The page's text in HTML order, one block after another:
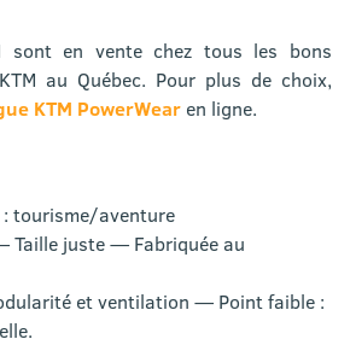
sont en vente chez tous les bons
au Québec. Pour plus de choix,
KTM PowerWear en ligne.
: tourisme/aventure
Taille juste — Fabriquée au
et ventilation — Point faible :